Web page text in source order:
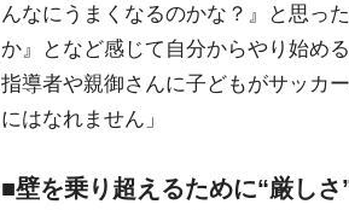
んなにうまくなるのかな？』と思っ
か』となど感じて自分からやり始め
指導者や親御さんに子どもがサッカ
にはなれません」
■壁を乗り超えるために“厳し